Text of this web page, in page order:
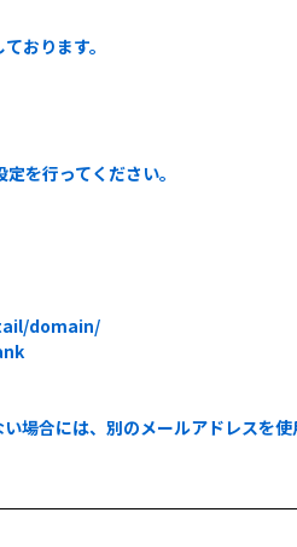
おります。
を行ってください。
domain/
場合には、別のメールアドレスを